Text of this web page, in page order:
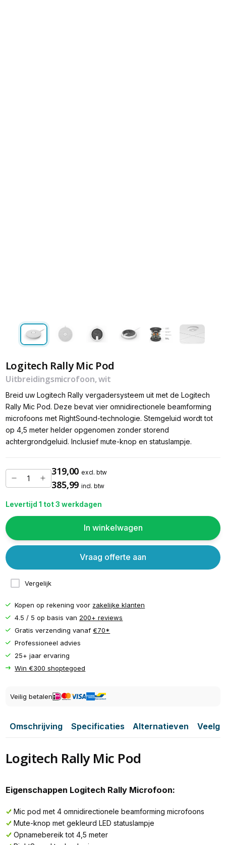
Logitech Rally Mic Pod
Uitbreidingsmicrofoon, wit
Breid uw Logitech Rally vergadersysteem uit met de Logitech
Rally Mic Pod. Deze bevat vier omnidirectionele beamforming
microfoons met RightSound-technologie. Stemgeluid wordt tot
op 4,5 meter helder opgenomen zonder storend
achtergrondgeluid. Inclusief mute-knop en statuslampje.
319,00 excl. btw
385,99 incl. btw
Levertijd 1 tot 3 werkdagen
In winkelwagen
Vergelijk
Vraag offerte aan
Kopen op rekening voor zakelijke klanten
4.5 / 5 op basis van 200+ reviews
Gratis verzending vanaf€70*
Professioneel advies
25+ jaar ervaring
Win €300 shoptegoed
Veilig betalen
Omschrijving Specificaties Alternatieven
Logitech Rally Mic Pod
Eigenschappen Logitech Rally Microfoon:
Mic pod met 4 omnidirectionele beamforming microfoons
Mute-knop met gekleurd LED statuslampje
Opnamebereik tot 4,5 meter